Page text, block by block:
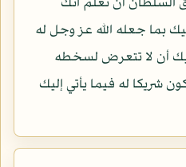
بما جعله الله عز وجل له
أن لا تتعرض لسخطه
شريكا له فيما يأتي إليك